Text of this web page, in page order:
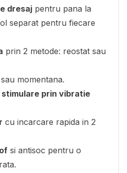
dresaj pentru pana la
separat pentru fiecare
prin 2 metode: reostat sau
sau momentana.
prin vibratie
cu incarcare rapida in 2
si antisoc pentru o